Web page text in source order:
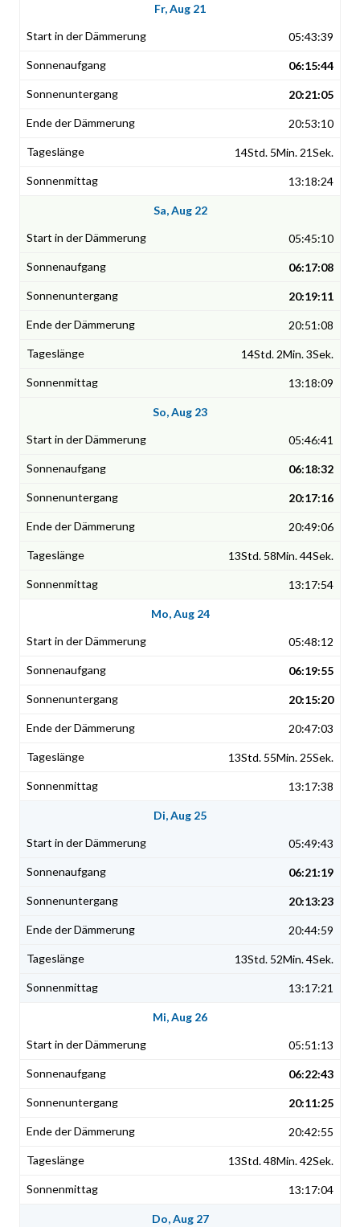
Fr, Aug 21
05:43:39
06:15:44
20:21:05
20:53:10
14Std. 5Min. 21Sek.
13:18:24
Sa, Aug 22
05:45:10
06:17:08
20:19:11
20:51:08
14Std. 2Min. 3Sek.
13:18:09
So, Aug 23
05:46:41
06:18:32
20:17:16
20:49:06
13Std. 58Min. 44Sek.
13:17:54
Mo, Aug 24
05:48:12
06:19:55
20:15:20
20:47:03
13Std. 55Min. 25Sek.
13:17:38
Di, Aug 25
05:49:43
06:21:19
20:13:23
20:44:59
13Std. 52Min. 4Sek.
13:17:21
Mi, Aug 26
05:51:13
06:22:43
20:11:25
20:42:55
13Std. 48Min. 42Sek.
13:17:04
Do, Aug 27